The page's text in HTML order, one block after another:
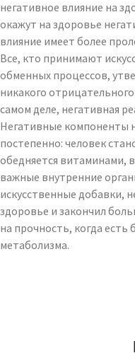
негативное влияние на
окажут на здоровье
влияние имеет более
Все, кто принимают
обменных процессов,
никакого
самом деле, негативная
Негативные компоненты
постепенно: человек
обедняется витаминами,
важные внутренние
искусственные добавки,
здоровье и закончил
на прочность, когда
метаболизма.